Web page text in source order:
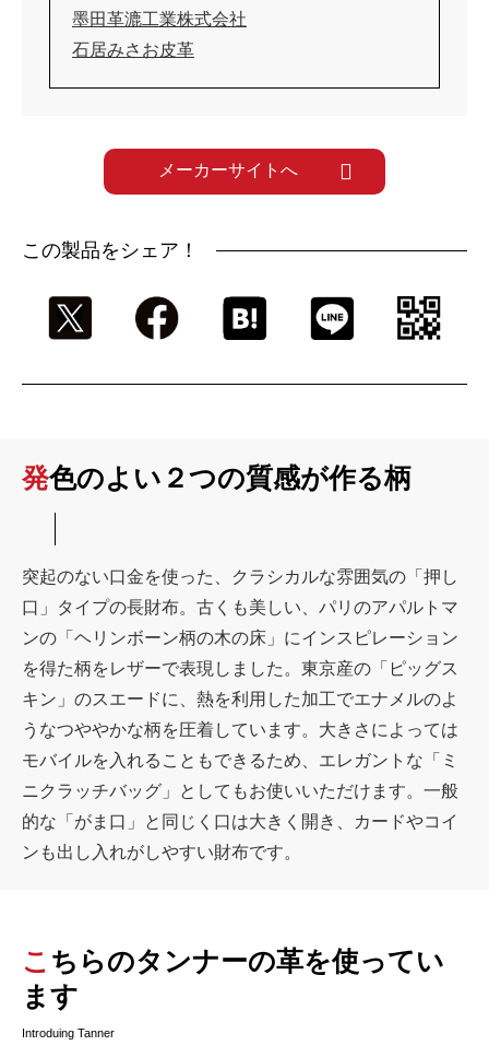
墨田革漉工業株式会社
石居みさお皮革
メーカーサイトへ
この製品をシェア！
発色のよい２つの質感が作る柄
突起のない口金を使った、クラシカルな雰囲気の「押し
口」タイプの長財布。古くも美しい、パリのアパルトマ
ンの「ヘリンボーン柄の木の床」にインスピレーション
を得た柄をレザーで表現しました。東京産の「ピッグス
キン」のスエードに、熱を利用した加工でエナメルのよ
うなつややかな柄を圧着しています。大きさによっては
モバイルを入れることもできるため、エレガントな「ミ
ニクラッチバッグ」としてもお使いいただけます。一般
的な「がま口」と同じく口は大きく開き、カードやコイ
ンも出し入れがしやすい財布です。
こちらのタンナーの革を使ってい
ます
Introduing Tanner